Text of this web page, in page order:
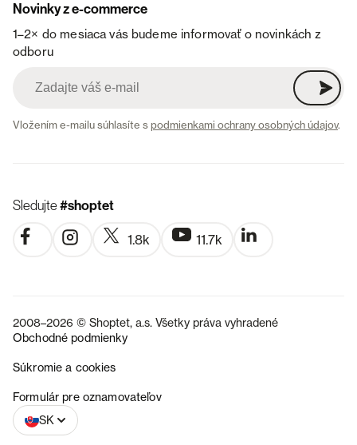
Novinky z e-commerce
1–2× do mesiaca vás budeme informovať o novinkách z
odboru
Vložením e-mailu súhlasíte spodmienkami ochrany osobných údajov.
Sledujte#shoptet
1.8k 11.7k
2008–2026 © Shoptet, a.s. Všetky práva vyhradené
Obchodné podmienky
Súkromie a cookies
Formulár pre oznamovateľov
SK